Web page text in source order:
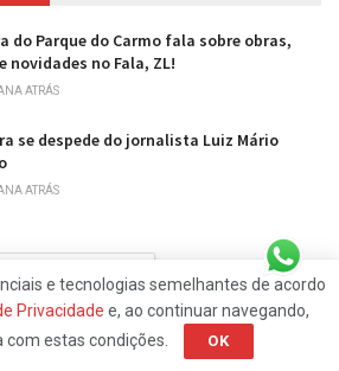
do Parque do Carmo fala sobre obras,
novidades no Fala, ZL!
ATRÁS
se despede do jornalista Luiz Mário
ATRÁS
destaque foi a ideia de que valor
e tecnologias semelhantes de acordo
Privacidade e, ao continuar navegando,
com estas condições.
OK